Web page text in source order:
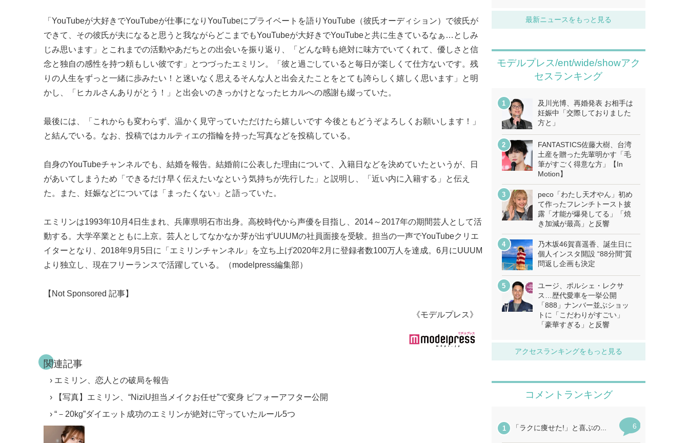
「YouTubeが大好きでYouTubeが仕事になりYouTubeにプライベートを語りYouTube（彼氏オーディション）で彼氏が
できて、その彼氏が夫になると思うと我ながらどこまでもYouTubeが大好きでYouTubeと共に生きているなぁ…としみ
じみ思います」とこれまでの活動やあだちとの出会いを振り返り、「どんな時も絶対に味方でいてくれて、優しさと信
念と独自の感性を持つ頼もしい彼です」とつづったエミリン。「彼と過ごしていると毎日が楽しくて仕方ないです。残
りの人生をずっと一緒に歩みたい！と迷いなく思えるそんな人と出会えたことをとても誇らしく嬉しく思います」と明
かし、「ヒカルさんありがとう！」と出会いのきっかけとなったヒカルへの感謝も綴っていた。
最後には、「これからも変わらず、温かく見守っていただけたら嬉しいです 今後ともどうぞよろしくお願いします！」
と結んでいる。なお、投稿ではカルティエの指輪を持った写真などを投稿している。
自身のYouTubeチャンネルでも、結婚を報告。結婚前に公表した理由について、入籍日などを決めていたというが、日
があいてしまうため「できるだけ早く伝えたいなという気持ちが先行した」と説明し、「近い内に入籍する」と伝え
た。また、妊娠などについては「まったくない」と語っていた。
エミリンは1993年10月4日生まれ、兵庫県明石市出身。高校時代から声優を目指し、2014～2017年の期間芸人として活
動する。大学卒業とともに上京。芸人としてなかなか芽が出ずUUUMの社員面接を受験。担当の一声でYouTubeクリエ
イターとなり、2018年9月5日に「エミリンチャンネル」を立ち上げ2020年2月に登録者数100万人を達成。6月にUUUM
より独立し、現在フリーランスで活躍している。（modelpress編集部）
【Not Sponsored 記事】
《モデルプレス》
関連記事
エミリン、恋人との破局を報告
【写真】エミリン、“NiziU担当メイクお任せ”で変身 ビフォーアフター公開
“－20kg”ダイエット成功のエミリンが絶対に守っていたルール5つ
最新ニュースをもっと見る
モデルプレス/ent/wide/showアク
セスランキング
及川光博、再婚発表 お相手は
妊娠中「交際しておりました
方と」
FANTASTICS佐藤大樹、台湾
土産を贈った先輩明かす「毛
筆がすごく得意な方」【In
Motion】
peco「わたし天才やん」初め
て作ったフレンチトースト披
露「才能が爆発してる」「焼
き加減が最高」と反響
乃木坂46賀喜遥香、誕生日に
個人インスタ開設 “88分間”質
問返し企画も決定
ユージ、ポルシェ・レクサ
ス…歴代愛車を一挙公開
「888」ナンバー並ぶショッ
トに「こだわりがすごい」
「豪華すぎる」と反響
アクセスランキングをもっと見る